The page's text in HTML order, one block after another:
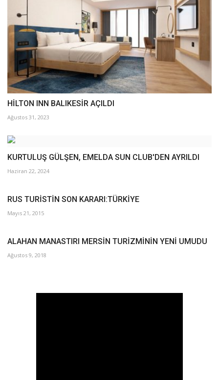
HİLTON INN BALIKESİR AÇILDI
Ağustos 31, 2023
KURTULUŞ GÜLŞEN, EMELDA SUN CLUB'DEN AYRILDI
Haziran 22, 2024
RUS TURİSTİN SON KARARI:TÜRKİYE
Mayıs 21, 2015
ALAHAN MANASTIRI MERSİN TURİZMİNİN YENİ UMUDU
Ağustos 9, 2018